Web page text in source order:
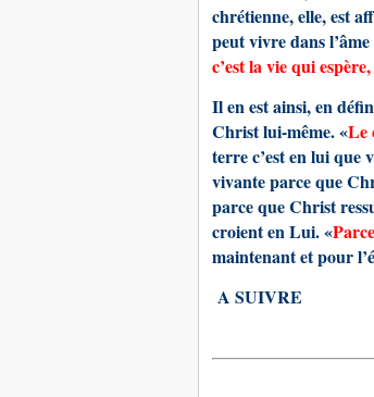
chrétienne, elle, est
peut vivre dans
c’est la vie qui
Il en est ainsi, en
Christ lui-même. «Le
terre c’est en lui que
vivante parce que
parce que Christ
croient en Lui. «
maintenant et pour
A SUIVRE